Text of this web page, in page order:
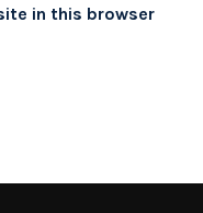
in this browser